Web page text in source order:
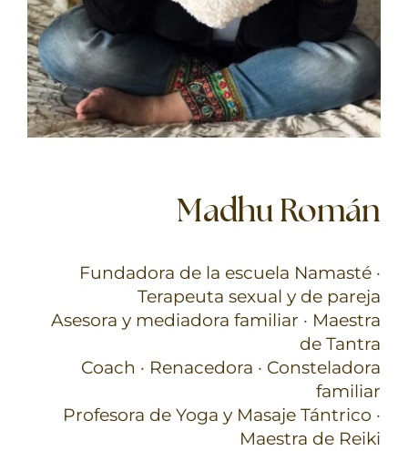
Madhu Román
Fundadora de la escuela Namasté ·
Terapeuta sexual y de pareja
Asesora y mediadora familiar · Maestra
de Tantra
Coach · Renacedora · Consteladora
familiar
Profesora de Yoga y Masaje Tántrico ·
Maestra de Reiki